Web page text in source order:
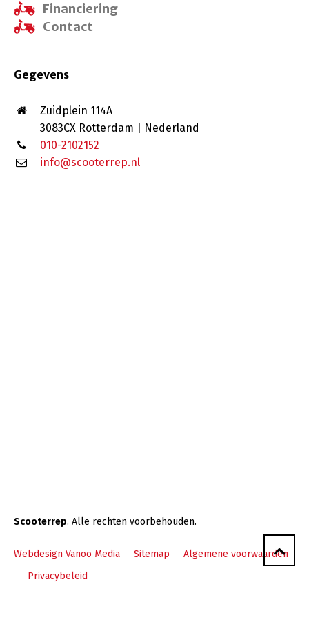
Financiering
Contact
Gegevens
Zuidplein 114A
3083CX Rotterdam | Nederland
010-2102152
info@scooterrep.nl
Scooterrep. Alle rechten voorbehouden.
Webdesign Vanoo Media Sitemap
Algemene voorwaarden
Privacybeleid